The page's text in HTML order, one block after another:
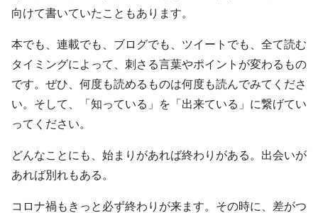
向けて書いていたこともあります。
本でも、連載でも、ブログでも、ツイートでも、全て読む
タイミングによって、刺さる言葉やポイントが変わるもの
です。ぜひ、何度も読めるものは何度も読んでみてくださ
い。そして、「知っている」を「出来ている」に繋げてい
ってください。
どんなことにも、始まりがあれば終わりがある。出会いが
あれば別れもある。
コロナ禍もきっと必ず終わりが来ます。その時に、差がつ